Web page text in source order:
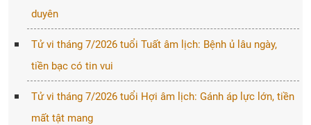
duyên
Tử vi tháng 7/2026 tuổi Tuất âm lịch: Bệnh ủ lâu ngày,
tiền bạc có tin vui
Tử vi tháng 7/2026 tuổi Hợi âm lịch: Gánh áp lực lớn, tiền
mất tật mang